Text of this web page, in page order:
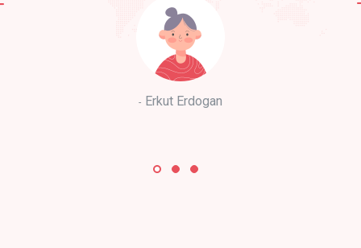
Erkut Erdogan